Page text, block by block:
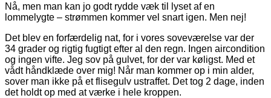
Nå, men man kan jo godt rydde væk til lyset af en
lommelygte – strømmen kommer vel snart igen. Men nej!
Det blev en forfærdelig nat, for i vores soveværelse var der
34 grader og rigtig fugtigt efter al den regn. Ingen aircondition
og ingen vifte. Jeg sov på gulvet, for der var køligst. Med et
vådt håndklæde over mig! Når man kommer op i min alder,
sover man ikke på et flisegulv ustraffet. Det tog 2 dage, inden
det holdt op med at værke i hele kroppen.